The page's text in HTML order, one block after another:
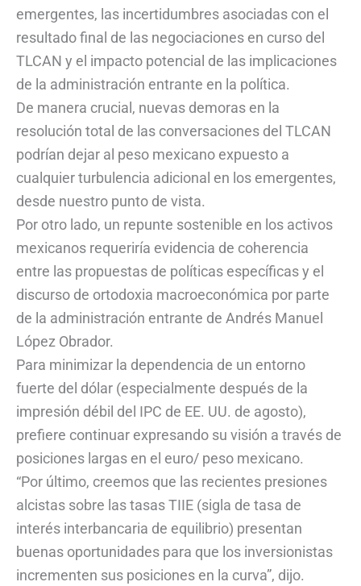
emergentes, las incertidumbres asociadas con el
resultado final de las negociaciones en curso del
TLCAN y el impacto potencial de las implicaciones
de la administración entrante en la política.
De manera crucial, nuevas demoras en la
resolución total de las conversaciones del TLCAN
podrían dejar al peso mexicano expuesto a
cualquier turbulencia adicional en los emergentes,
desde nuestro punto de vista.
Por otro lado, un repunte sostenible en los activos
mexicanos requeriría evidencia de coherencia
entre las propuestas de políticas específicas y el
discurso de ortodoxia macroeconómica por parte
de la administración entrante de Andrés Manuel
López Obrador.
Para minimizar la dependencia de un entorno
fuerte del dólar (especialmente después de la
impresión débil del IPC de EE. UU. de agosto),
prefiere continuar expresando su visión a través de
posiciones largas en el euro/ peso mexicano.
“Por último, creemos que las recientes presiones
alcistas sobre las tasas TIIE (sigla de tasa de
interés interbancaria de equilibrio) presentan
buenas oportunidades para que los inversionistas
incrementen sus posiciones en la curva”, dijo.